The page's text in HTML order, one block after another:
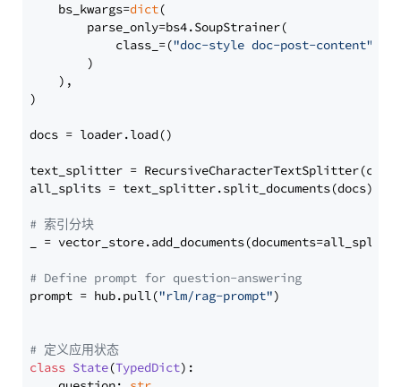
    bs_kwargs=
dict(
        parse_only=bs4.SoupStrainer(
            class_=(
"doc-style doc-post-content"
        )
    ),
)
docs = loader.load()
text_splitter =
all_splits = text_splitter.split_documents(docs)
# 索引分块
_ = vector_store.add_documents(documents=all_splits)
# Define prompt for question-answering
prompt = hub.pull("rlm/rag-prompt")
# 定义应用状态
class State(TypedDict):